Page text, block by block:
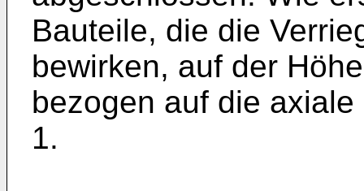
Bauteile, die die
bewirken, auf der
bezogen auf die
1.